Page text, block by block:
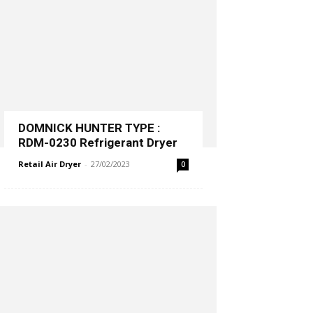
DOMNICK HUNTER TYPE :
RDM-0230 Refrigerant Dryer
Retail Air Dryer - 27/02/2023 0